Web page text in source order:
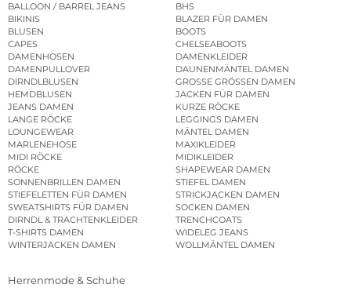
BALLOON / BARREL JEANS
BHS
BIKINIS
BLAZER FÜR DAMEN
BLUSEN
BOOTS
CAPES
CHELSEABOOTS
DAMENHOSEN
DAMENKLEIDER
DAMENPULLOVER
DAUNENMÄNTEL DAMEN
DIRNDLBLUSEN
GROSSE GRÖSSEN DAMEN
HEMDBLUSEN
JACKEN FÜR DAMEN
JEANS DAMEN
KURZE RÖCKE
LANGE RÖCKE
LEGGINGS DAMEN
LOUNGEWEAR
MÄNTEL DAMEN
MARLENEHOSE
MAXIKLEIDER
MIDI RÖCKE
MIDIKLEIDER
RÖCKE
SHAPEWEAR DAMEN
SONNENBRILLEN DAMEN
STIEFEL DAMEN
STIEFELETTEN FÜR DAMEN
STRICKJACKEN DAMEN
SWEATSHIRTS FÜR DAMEN
SOCKEN DAMEN
DIRNDL & TRACHTENKLEIDER
TRENCHCOATS
T-SHIRTS DAMEN
WIDELEG JEANS
WINTERJACKEN DAMEN
WOLLMÄNTEL DAMEN
Herrenmode & Schuhe